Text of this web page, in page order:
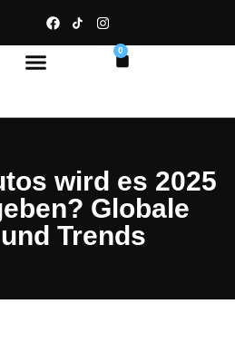
0
wird es 2025
Globale
Trends